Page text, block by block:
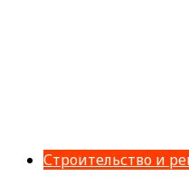
Строительство и